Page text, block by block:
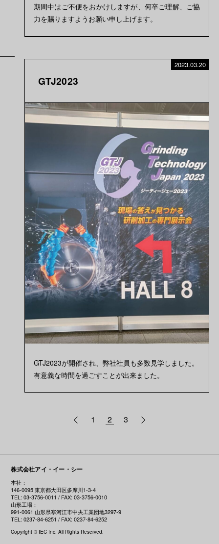
期間中はご不便をおかけしますが、何卒ご理解、ご協
力を賜りますようお願い申し上げます。
2023.03.20
GTJ2023
GTJ2023が開催され、弊社社員も多数見学しました。
有意義な時間を過ごすことが出来ました。
1 2 3
株式会社アイ・イー・シー
本社：
146-0095 東京都大田区多摩川1-3-4
TEL: 03-3756-0011 / FAX: 03-3756-0010
山形工場：
991-0061 山形県寒河江市中央工業団地3297-9
TEL: 0237-84-6251 / FAX: 0237-84-6252
Copyright © IEC Inc. All Rights Reserved.